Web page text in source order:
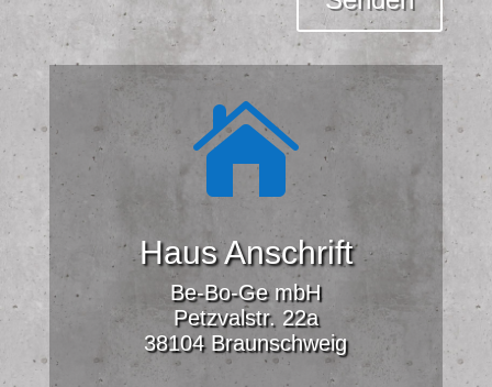

Haus Anschrift
Be-Bo-Ge mbH
Petzvalstr. 22a
38104 Braunschweig